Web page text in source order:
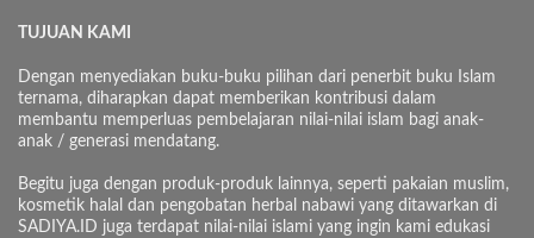
TUJUAN KAMI
Dengan menyediakan buku-buku pilihan dari penerbit buku Islam
ternama, diharapkan dapat memberikan kontribusi dalam
membantu memperluas pembelajaran nilai-nilai islam bagi anak-
anak / generasi mendatang.
Begitu juga dengan produk-produk lainnya, seperti pakaian muslim,
kosmetik halal dan pengobatan herbal nabawi yang ditawarkan di
SADIYA.ID juga terdapat nilai-nilai islami yang ingin kami edukasi